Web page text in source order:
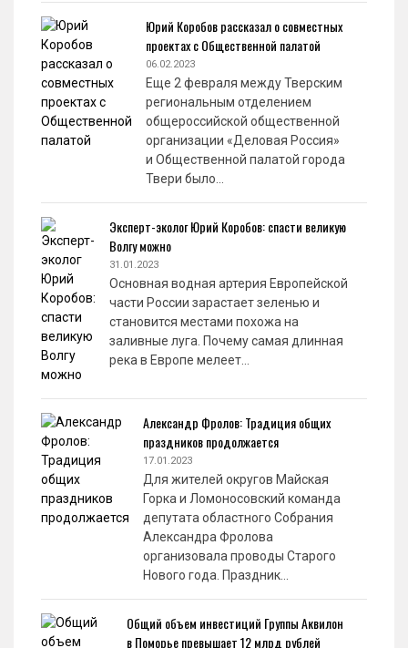
Юрий Коробов рассказал о совместных
проектах с Общественной палатой
06.02.2023
Еще 2 февраля между Тверским
региональным отделением
общероссийской общественной
организации «Деловая Россия»
и Общественной палатой города
Твери было…
Эксперт-эколог Юрий Коробов: спасти великую
Волгу можно
31.01.2023
Основная водная артерия Европейской
части России зарастает зеленью и
становится местами похожа на
заливные луга. Почему самая длинная
река в Европе мелеет…
Александр Фролов: Традиция общих
праздников продолжается
17.01.2023
Для жителей округов Майская
Горка и Ломоносовский команда
депутата областного Собрания
Александра Фролова
организовала проводы Старого
Нового года. Праздник…
Общий объем инвестиций Группы Аквилон
в Поморье превышает 12 млрд рублей